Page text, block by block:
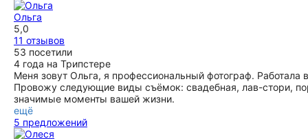
Ольга
5,0
11 отзывов
53 посетили
4 года на Трипстере
Меня зовут Ольга, я профессиональный фотограф.
Провожу следующие виды съёмок: свадебная, лав-стори,
значимые моменты вашей жизни.
ещё
5 предложений